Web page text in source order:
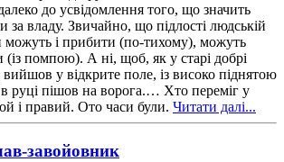
до усвідомлення того, що значить
за владу. Звичайно, що підлості людській
можуть і прибити (по-тихому), можуть
помпою). А ні, щоб, як у старі добрі
вийшов у відкрите поле, із високо піднятою
руці пішов на ворога.… Хто переміг у
і правий. Ото часи були. Читати далі...
завойовник